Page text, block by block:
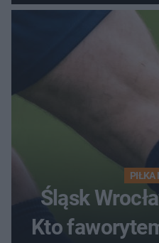
PIŁKA
Śląsk
Kto